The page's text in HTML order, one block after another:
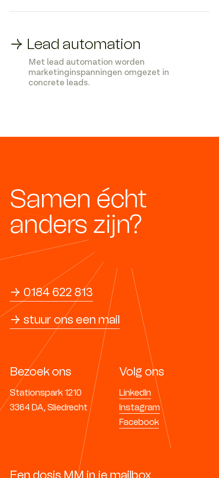
→ Lead automation
Met lead automation worden
marketinginspanningen omgezet in
concrete leads.
Samen écht
anders zijn?
→ 0184 622 813
→ stuur ons een mail
Bezoek ons
Stationspark 1210
3364 DA, Sliedrecht
Volg ons
LinkedIn
Instagram
Facebook
Een dosis MM in je mailbox